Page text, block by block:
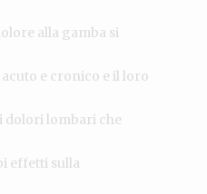
alla gamba si
e cronico e il loro
dolori lombari che
effetti sulla